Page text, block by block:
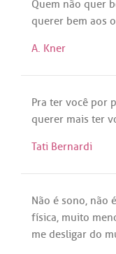
Quem não quer
querer bem aos
A. Kner
Pra ter você por
querer mais ter
Tati Bernardi
Não é sono, não é
física, muito
me desligar do